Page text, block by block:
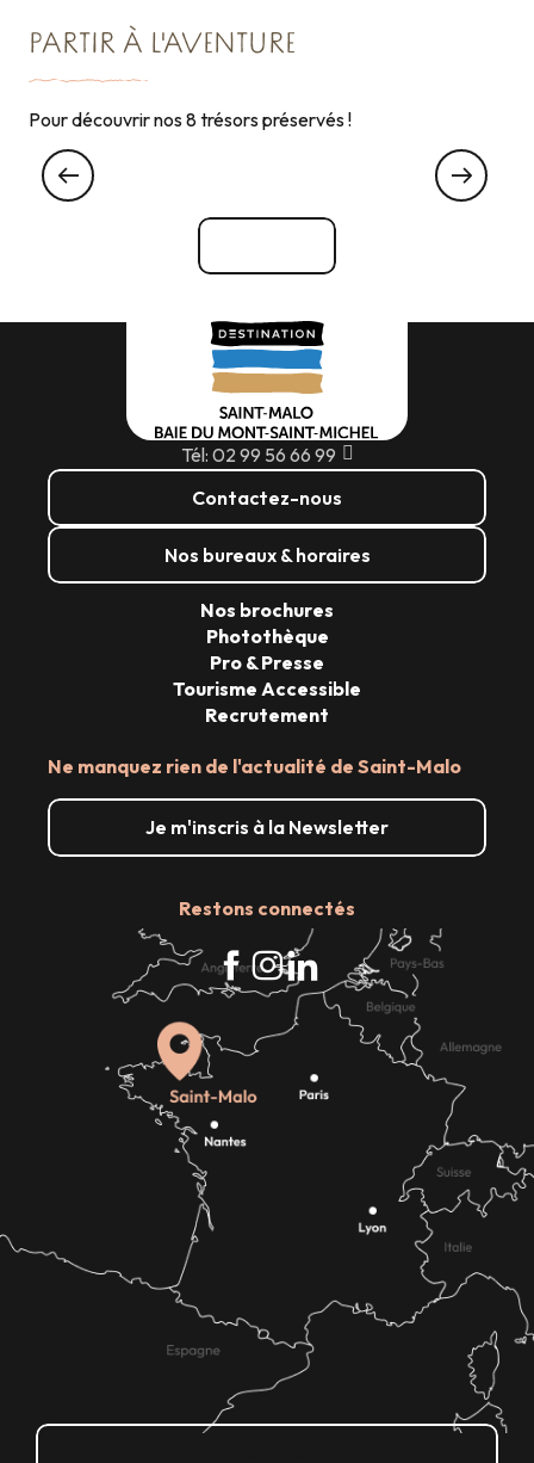
PARTIR À L'AVENTURE
Pour découvrir nos 8 trésors préservés !
Les pépites de pierres autour de Combourg
Tél: 02 99 56 66 99
Contactez-nous
Nos bureaux & horaires
Ne manquez rien de l'actualité de Saint-Malo
Je m'inscris à la Newsletter
Restons connectés
Nos brochures
Photothèque
Pro & Presse
Tourisme Accessible
Recrutement